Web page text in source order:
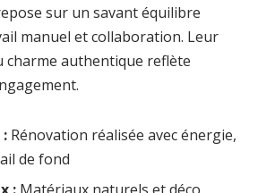
sur un savant équilibre
manuel et collaboration. Leur
charme authentique reflète
Rénovation réalisée avec énergie,
de fond